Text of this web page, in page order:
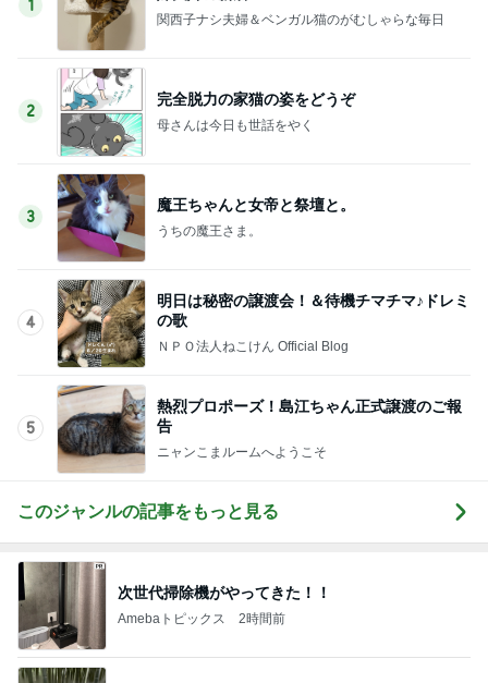
1
関西子ナシ夫婦＆ベンガル猫のがむしゃらな毎日
2
完全脱力の家猫の姿をどうぞ
母さんは今日も世話をやく
3
魔王ちゃんと女帝と祭壇と。
うちの魔王さま。
4
明日は秘密の譲渡会！＆待機チマチマ♪ドレミ
の歌
ＮＰＯ法人ねこけん Official Blog
5
熱烈プロポーズ！島江ちゃん正式譲渡のご報
告
ニャンこまルームへようこそ
このジャンルの記事をもっと見る
次世代掃除機がやってきた！！
Amebaトピックス 2時間前